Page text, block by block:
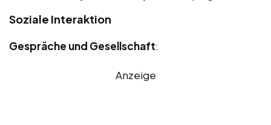
Soziale Interaktion
Gespräche und Gesellschaft:
Anzeige